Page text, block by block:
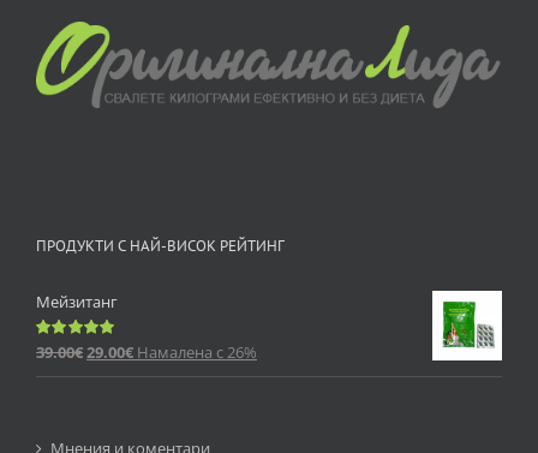
ПРОДУКТИ С НАЙ-ВИСОК РЕЙТИНГ
Мейзитанг
Оценено
39.00€29.00€ Намалена с 26%
Мнения и коментари